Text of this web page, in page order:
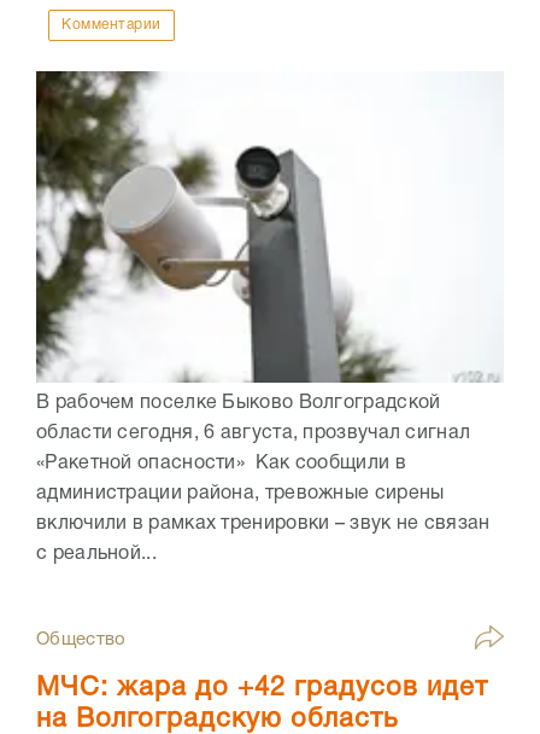
Комментарии
В рабочем поселке Быково Волгоградской
области сегодня, 6 августа, прозвучал сигнал
«Ракетной опасности» Как сообщили в
администрации района, тревожные сирены
включили в рамках тренировки – звук не связан
с реальной...
Общество
МЧС: жара до +42 градусов идет
на Волгоградскую область